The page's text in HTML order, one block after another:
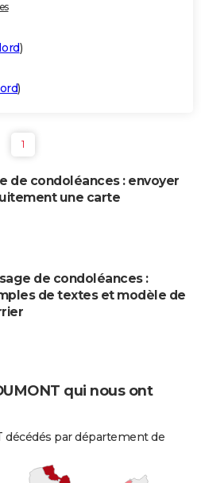
)
)
1
de condoléances : envoyer
une carte
de condoléances :
de textes et modèle de
qui nous ont
décédés par département de